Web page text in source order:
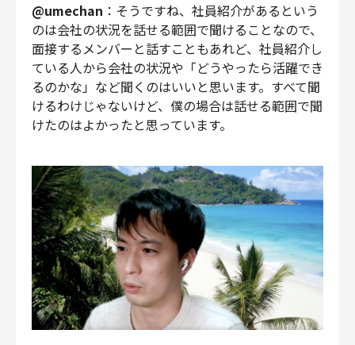
@umechan ：そうですね、社員紹介があるという
のは会社の状況を話せる範囲で聞けることなので、
面接するメンバーと話すこともあれど、社員紹介し
ている人から会社の状況や「どうやったら活躍でき
るのかな」など聞くのはいいと思います。すべて聞
けるわけじゃないけど、僕の場合は話せる範囲で聞
けたのはよかったと思っています。